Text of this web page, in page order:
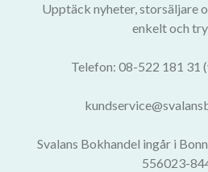
Upptäck nyheter, storsäljare
enkelt och
Telefon: 08-522 181 31
Svalans Bokhandel ingår i
556023-